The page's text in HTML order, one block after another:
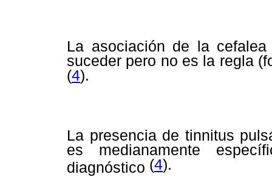
La asociación de la
suceder pero no es la regla
(4).
La presencia de tinnitus
es medianamente
diagnóstico (4).